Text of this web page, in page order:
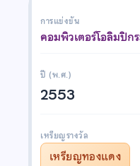
การแข่งขัน
คอมพิวเตอร์โอลิมปิก
ปี (พ.ศ.)
2553
เหรียญรางวัล
เหรียญทองแดง